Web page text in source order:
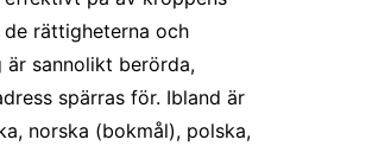
rättigheterna och
är sannolikt berörda,
spärras för. Ibland är
norska (bokmål), polska,